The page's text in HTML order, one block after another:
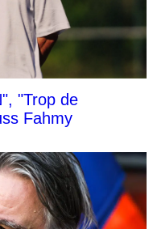
"Trop de
Fahmy